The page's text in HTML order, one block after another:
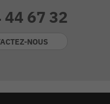
44 67 32
NOUS